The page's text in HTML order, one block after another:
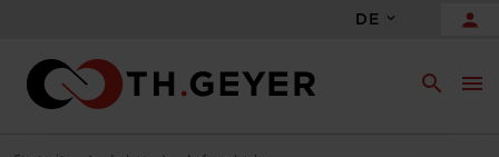
DE person
search menu